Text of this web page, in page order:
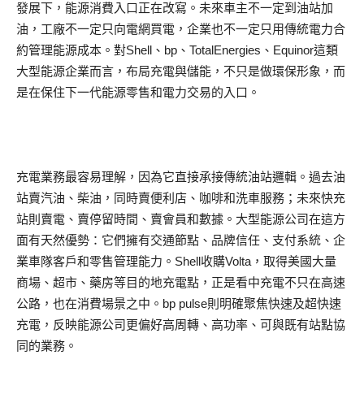
發展下，能源消費入口正在改寫。未來車主不一定到油站加
油，工廠不一定只向電網買電，企業也不一定只用傳統電力合
約管理能源成本。對Shell、bp、TotalEnergies、Equinor這類
大型能源企業而言，布局充電與儲能，不只是做環保形象，而
是在保住下一代能源零售和電力交易的入口。
充電業務最容易理解，因為它直接承接傳統油站邏輯。過去油
站賣汽油、柴油，同時賣便利店、咖啡和洗車服務；未來快充
站則賣電、賣停留時間、賣會員和數據。大型能源公司在這方
面有天然優勢：它們擁有交通節點、品牌信任、支付系統、企
業車隊客戶和零售管理能力。Shell收購Volta，取得美國大量
商場、超市、藥房等目的地充電點，正是看中充電不只在高速
公路，也在消費場景之中。bp pulse則明確聚焦快速及超快速
充電，反映能源公司更偏好高周轉、高功率、可與既有站點協
同的業務。